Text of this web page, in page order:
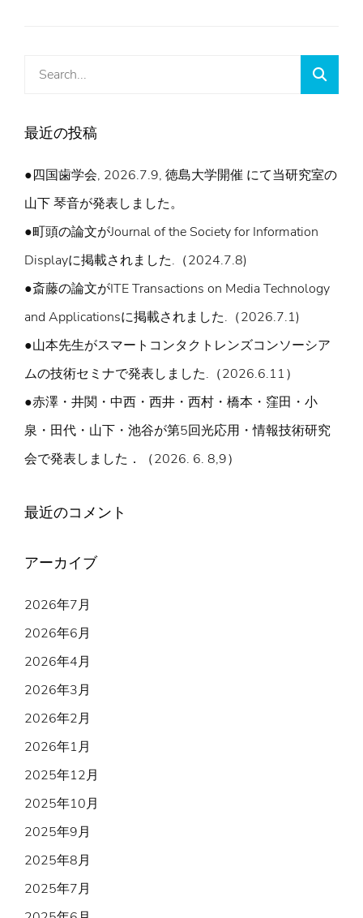
最近の投稿
●四国歯学会, 2026.7.9, 徳島大学開催 にて当研究室の
山下 琴音が発表しました。
●町頭の論文がJournal of the Society for Information
Displayに掲載されました.（2024.7.8)
●斎藤の論文がITE Transactions on Media Technology
and Applicationsに掲載されました.（2026.7.1)
●山本先生がスマートコンタクトレンズコンソーシア
ムの技術セミナで発表しました.（2026.6.11）
●赤澤・井関・中西・西井・西村・橋本・窪田・小
泉・田代・山下・池谷が第5回光応用・情報技術研究
会で発表しました．（2026. 6. 8,9）
最近のコメント
アーカイブ
2026年7月
2026年6月
2026年4月
2026年3月
2026年2月
2026年1月
2025年12月
2025年10月
2025年9月
2025年8月
2025年7月